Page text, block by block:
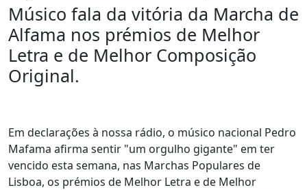
Músico fala da vitória da Marcha de
Alfama nos prémios de Melhor
Letra e de Melhor Composição
Original.
Em declarações à nossa rádio, o músico nacional Pedro
Mafama afirma sentir "um orgulho gigante" em ter
vencido esta semana, nas Marchas Populares de
Lisboa, os prémios de Melhor Letra e de Melhor